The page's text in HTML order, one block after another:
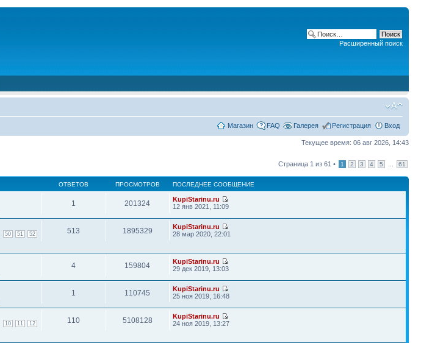
Расширенный поиск
Магазин FAQ Галерея Регистрация Вход
Текущее время: 06 авг 2026, 14:43
Страница 1 из 61 • 1 2 3 4 5 61
ОТВЕТОВ ПРОСМОТРОВ ПОСЛЕДНЕЕ СООБЩЕНИЕ
1 201324
KupiStarinu.ru
12 янв 2021, 11:09
50 51 52 513 1895329
KupiStarinu.ru
28 мар 2020, 22:01
4 159804
KupiStarinu.ru
29 дек 2019, 13:03
1 110745
KupiStarinu.ru
25 ноя 2019, 16:48
10 11 12 110 5108128
KupiStarinu.ru
24 ноя 2019, 13:27